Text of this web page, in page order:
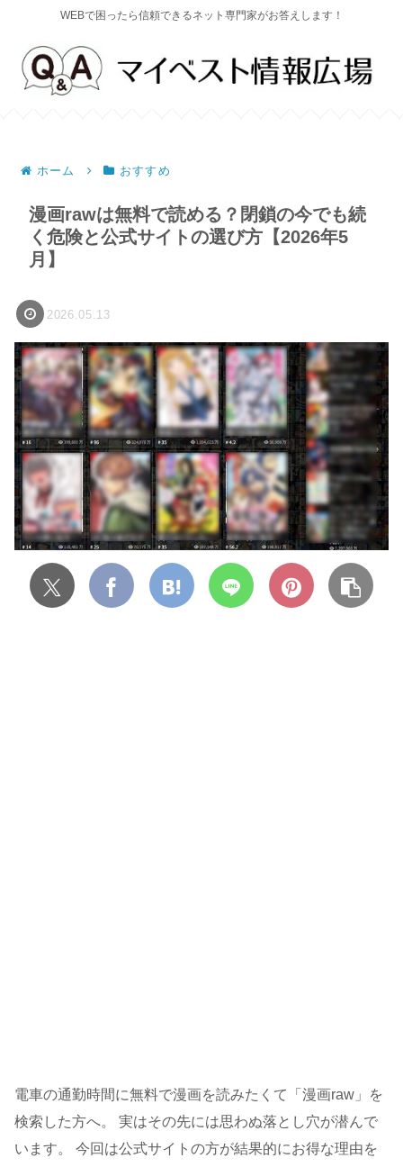
WEBで困ったら信頼できるネット専門家がお答えします！
ホーム おすすめ
漫画rawは無料で読める？閉鎖の今でも続
く危険と公式サイトの選び方【2026年5
月】
2026.05.13
電車の通勤時間に無料で漫画を読みたくて「漫画raw」を
検索した方へ。 実はその先には思わぬ落とし穴が潜んで
います。 今回は公式サイトの方が結果的にお得な理由を